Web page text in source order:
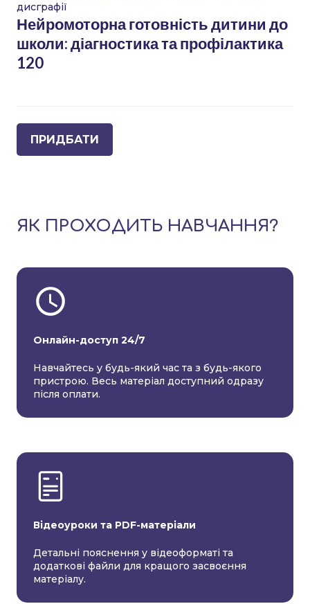
дисграфії
Нейромоторна готовність дитини до
школи: діагностика та профілактика
120
ПРИДБАТИ
ЯК ПРОХОДИТЬ НАВЧАННЯ?
Онлайн-доступ 24/7
Навчайтесь у будь-який час та з будь-якого
пристрою. Весь матеріал доступний одразу
після оплати.
Відеоуроки та PDF-матеріали
Детальні пояснення у відеоформаті та
додаткові файли для кращого засвоєння
матеріалу.